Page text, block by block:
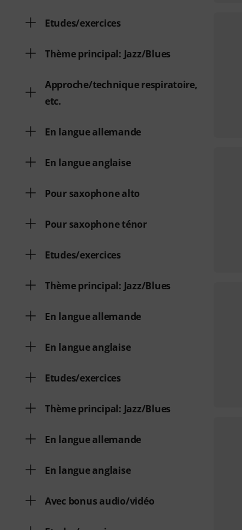
Etudes/exercices
Thème principal: Jazz/Blues
Approche/technique respiratoire,
etc.
En langue allemande
En langue anglaise
Pour saxophone alto
Pour saxophone ténor
Etudes/exercices
Thème principal: Jazz/Blues
En langue allemande
En langue anglaise
Etudes/exercices
Thème principal: Jazz/Blues
En langue allemande
En langue anglaise
Avec bonus audio/vidéo